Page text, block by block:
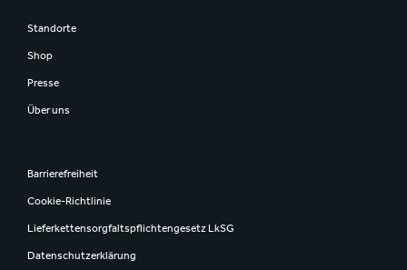
Standorte
Shop
Presse
Über uns
Barrierefreiheit
Cookie-Richtlinie
Lieferkettensorgfaltspflichtengesetz LkSG
Datenschutzerklärung